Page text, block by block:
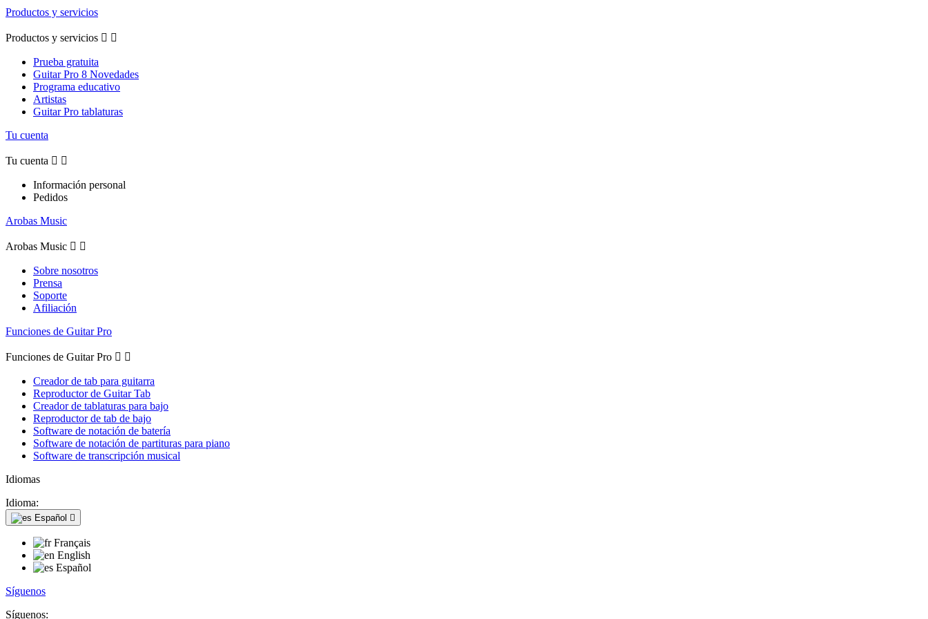
Productos y servicios
Productos y servicios  
Prueba gratuita
Guitar Pro 8 Novedades
Programa educativo
Artistas
Guitar Pro tablaturas
Tu cuenta
Tu cuenta  
Información personal
Pedidos
Arobas Music
Arobas Music  
Sobre nosotros
Prensa
Soporte
Afiliación
Funciones de Guitar Pro
Funciones de Guitar Pro  
Creador de tab para guitarra
Reproductor de Guitar Tab
Creador de tablaturas para bajo
Reproductor de tab de bajo
Software de notación de batería
Software de notación de partituras para piano
Software de transcripción musical
Idiomas
Idioma:
Español 
Français
English
Español
Síguenos
Síguenos: